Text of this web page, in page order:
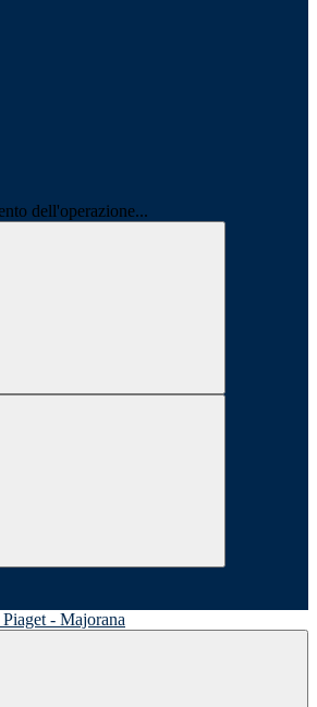
dell'operazione...